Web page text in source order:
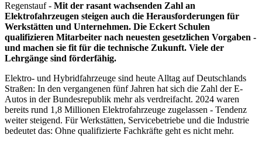
Regenstauf - Mit der rasant wachsenden Zahl an
Elektrofahrzeugen steigen auch die Herausforderungen für
Werkstätten und Unternehmen. Die Eckert Schulen
qualifizieren Mitarbeiter nach neuesten gesetzlichen Vorgaben -
und machen sie fit für die technische Zukunft. Viele der
Lehrgänge sind förderfähig.
Elektro- und Hybridfahrzeuge sind heute Alltag auf Deutschlands
Straßen: In den vergangenen fünf Jahren hat sich die Zahl der E-
Autos in der Bundesrepublik mehr als verdreifacht. 2024 waren
bereits rund 1,8 Millionen Elektrofahrzeuge zugelassen - Tendenz
weiter steigend. Für Werkstätten, Servicebetriebe und die Industrie
bedeutet das: Ohne qualifizierte Fachkräfte geht es nicht mehr.